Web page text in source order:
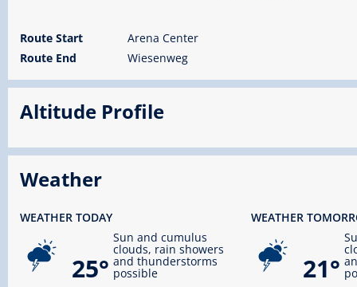
Route Start
Arena Center
Route End
Wiesenweg
Altitude Profile
Weather
WEATHER TODAY
25°
Sun and cumulus
clouds, rain showers
and thunderstorms
possible
WEATHER
21°